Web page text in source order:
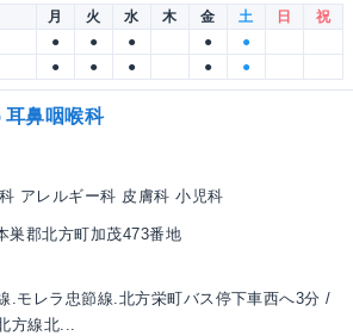
月 火 水 木 金 土 日
祝
● ● ● ●
●
● ● ● ● ●
耳鼻咽喉科
アレルギー科 皮膚科 小児科
巣郡北方町加茂473番地
.モレラ忠節線.北方栄町バス停下車西へ3分 /
方線北...